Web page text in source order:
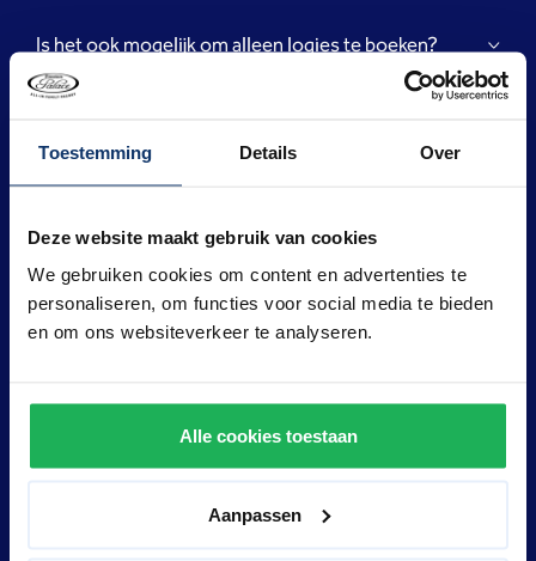
Toestemming Details Over
Deze website maakt gebruik van cookies
We gebruiken cookies om content en advertenties te
personaliseren, om functies voor social media te bieden
en om ons websiteverkeer te analyseren.
Alle cookies toestaan
Aanpassen
Is het ook mogelijk om alleen logies te boeken?
Ik wil graag online reserveren, maar ik heb geen
contant betalen bij aankomst een mogelijkheid?
de standaard arrangementen. Is dit ook mogelijk?
reserveringen@prestonpalace.nl
Hoe weet ik of er hotelkamers beschikbaar zijn?
homepage
Wat is de minimumleeftijd voor een verblijf in